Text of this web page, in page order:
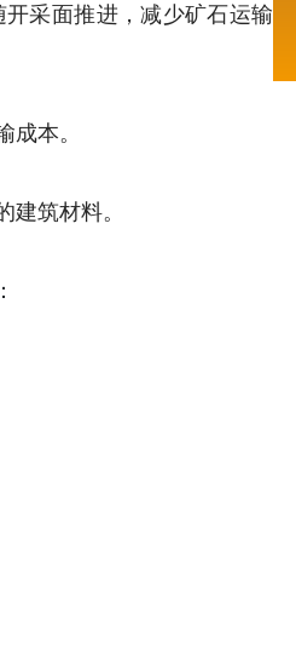
采面推进，减少矿石运输
本。
筑材料。